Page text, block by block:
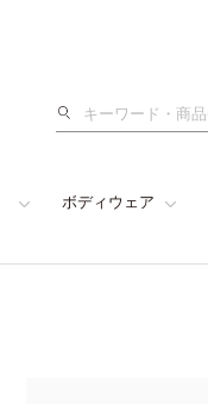
検
ボディウェア